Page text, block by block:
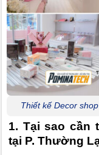
Thiết kế Decor
1. Tại sao cần
tại P. Thường